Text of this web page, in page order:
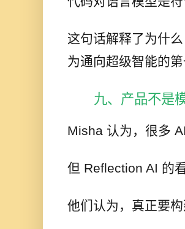
这句话解释了为什
为通向超级智能的第
九、产品不是
Misha 认为，很多
但 Reflection AI 的
他们认为，真正要